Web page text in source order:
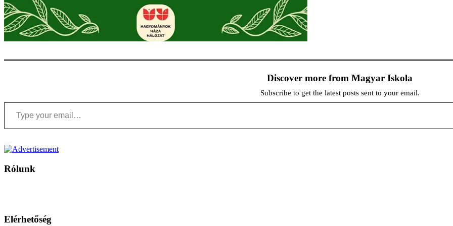
Discover more from Magyar Iskola
Subscribe to get the latest posts sent to your email.
Type your email…
Rólunk
Elérhetőség